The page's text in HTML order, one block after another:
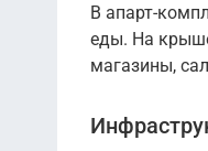
В апарт-
еды. На
магазины,